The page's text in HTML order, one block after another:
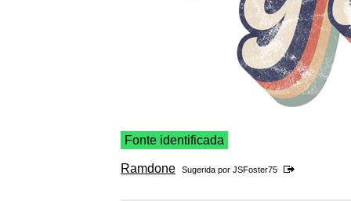
Fonte identificada
Ramdone Sugerida por JSFoster75